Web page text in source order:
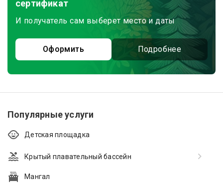
сертификат
И получатель сам выберет место и даты
Оформить Подробнее
Популярные услуги
Детская площадка
Крытый плавательный бассейн
Мангал